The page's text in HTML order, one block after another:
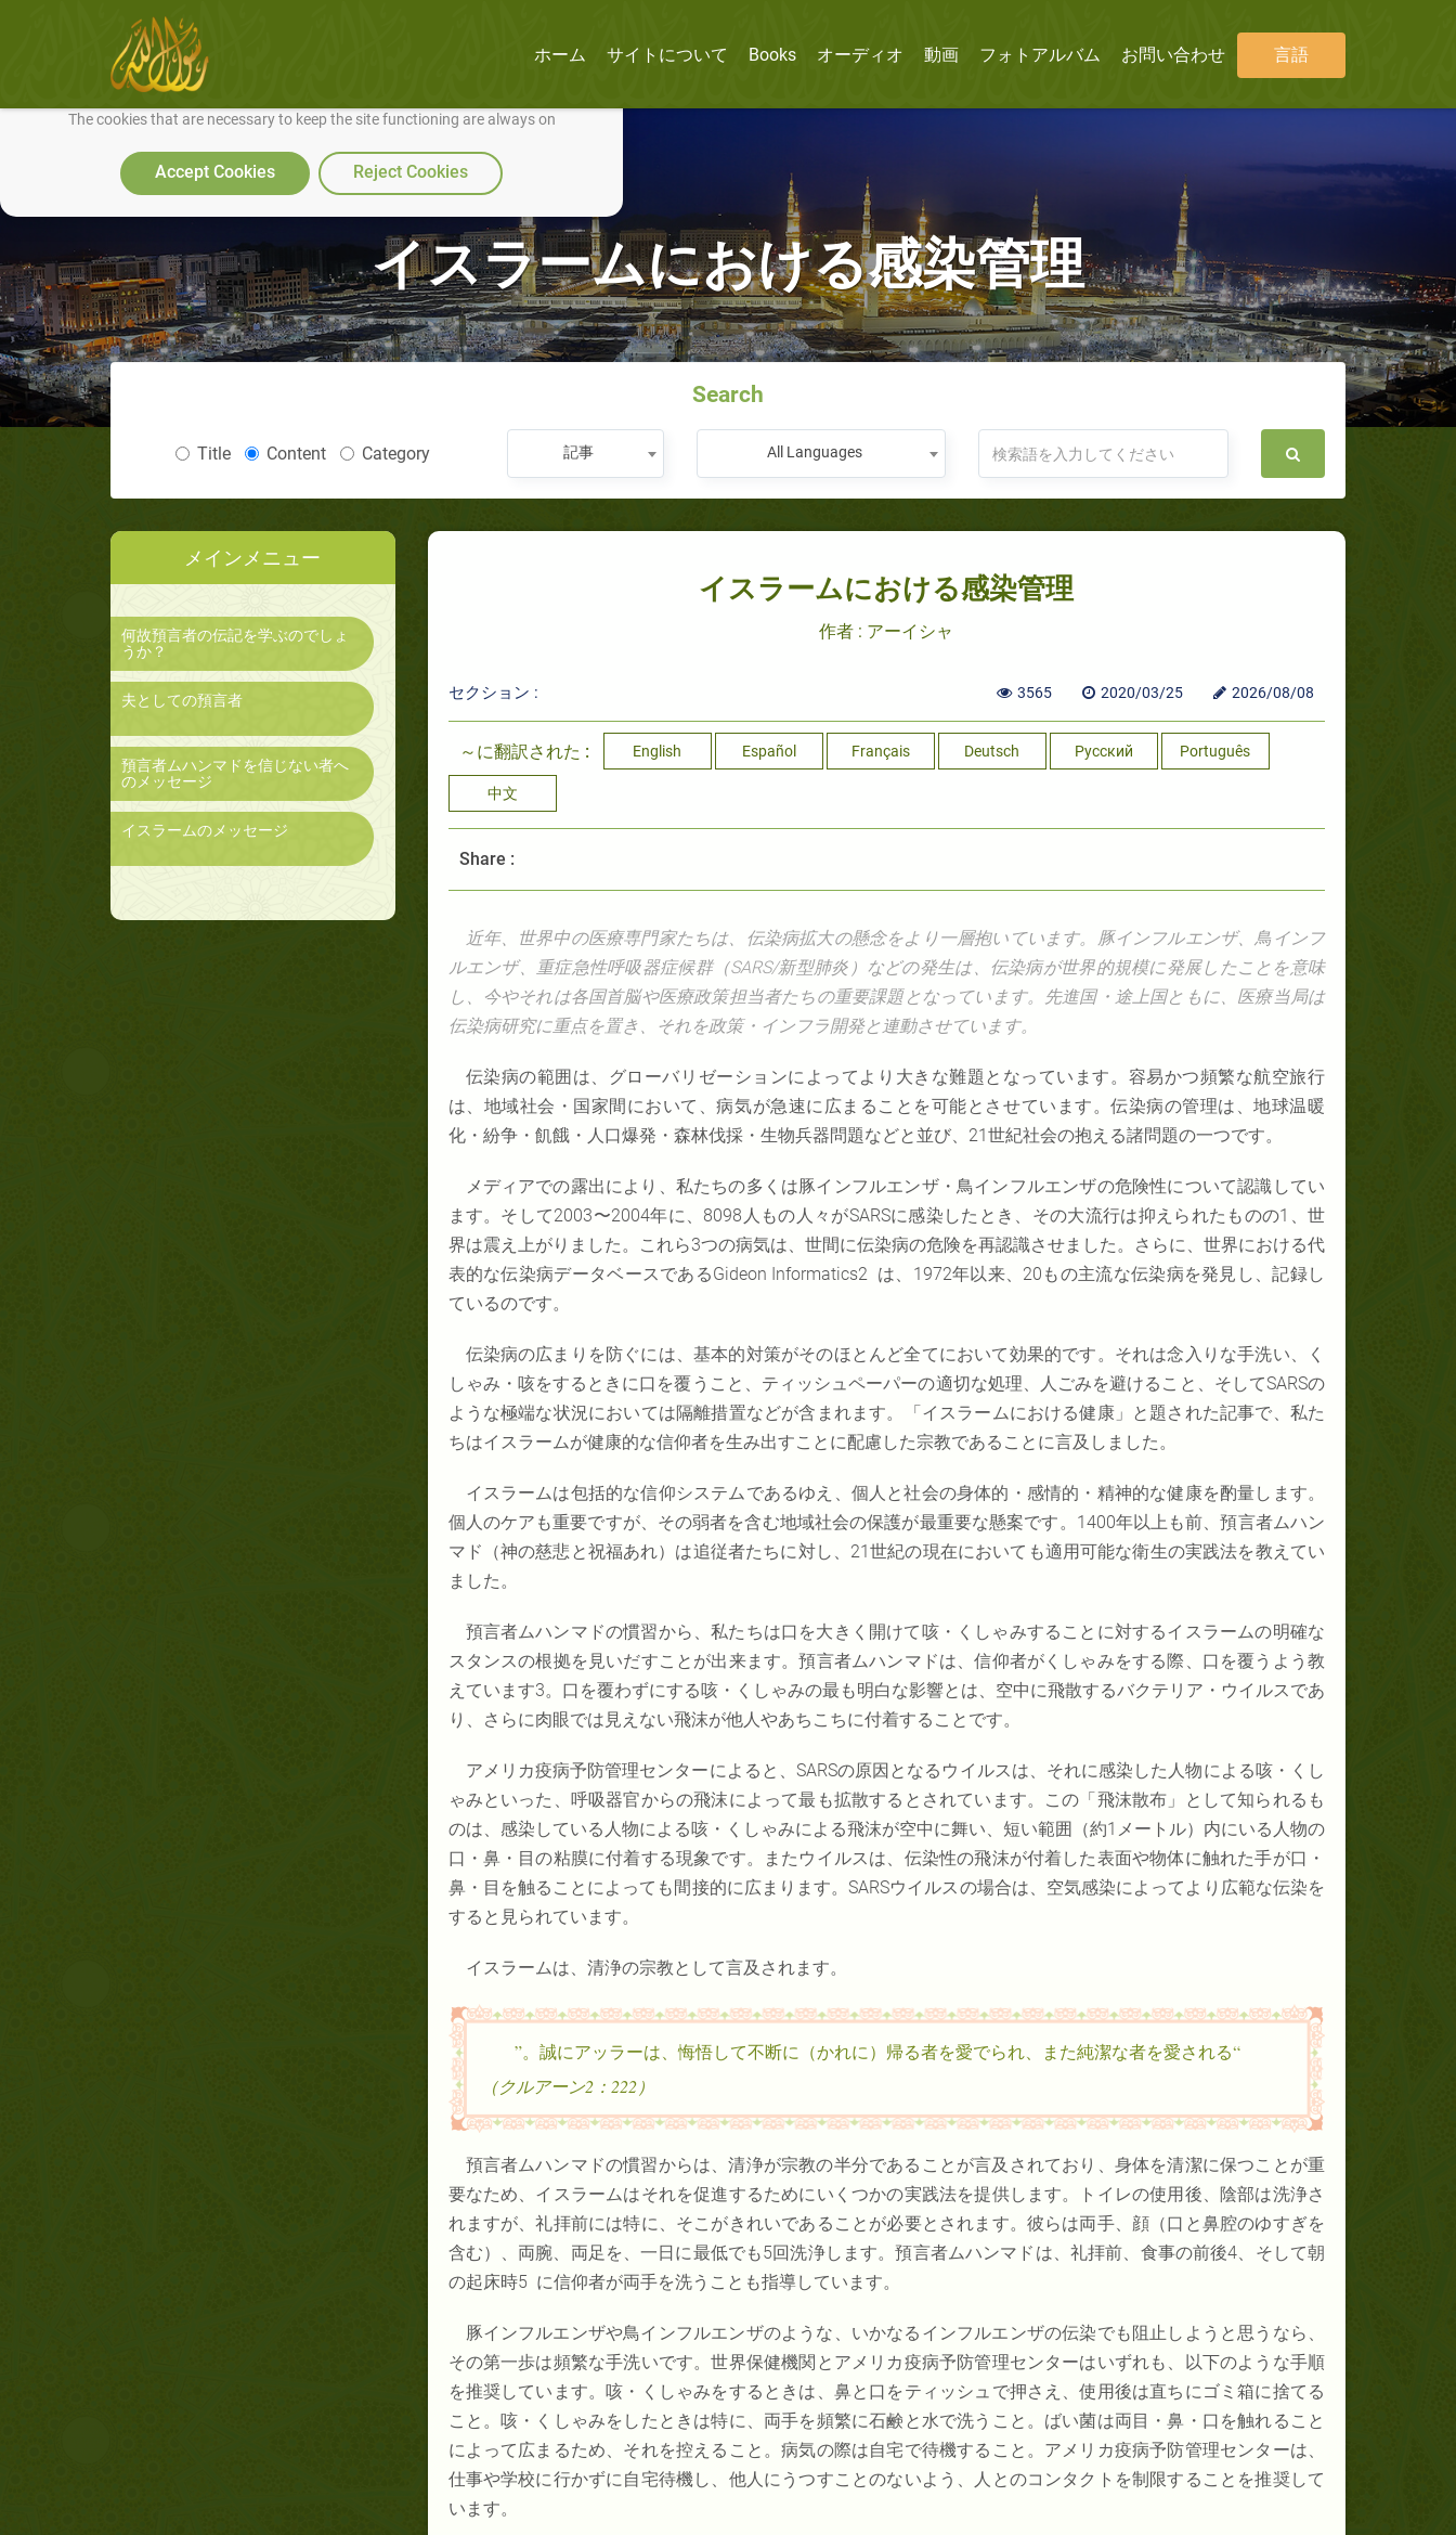
We use cookies to make our site work well for you and so we can continually improve it.
The cookies that are necessary to keep the site functioning are always on
Accept Cookies Reject Cookies
ホーム サイトについて Books オーディオ 動画 フォトアルバム お問い合わせ 言語
イスラームにおける感染管理
Search
Title Content Category 記事 All Languages
メインメニュー
何故預言者の伝記を学ぶのでしょ
うか？
夫としての預言者
預言者ムハンマドを信じない者へ
のメッセージ
イスラームのメッセージ
イスラームにおける感染管理
作者 : アーイシャ
セクション : 3565 2020/03/25 2026/08/08
～に翻訳された : English Español Français Deutsch Русский Português
中文
Share :
近年、世界中の医療専門家たちは、伝染病拡大の懸念をより一層抱いています。豚インフルエンザ、鳥インフ
ルエンザ、重症急性呼吸器症候群（SARS/新型肺炎）などの発生は、伝染病が世界的規模に発展したことを意味
し、今やそれは各国首脳や医療政策担当者たちの重要課題となっています。先進国・途上国ともに、医療当局は
伝染病研究に重点を置き、それを政策・インフラ開発と連動させています。
伝染病の範囲は、グローバリゼーションによってより大きな難題となっています。容易かつ頻繁な航空旅行
は、地域社会・国家間において、病気が急速に広まることを可能とさせています。伝染病の管理は、地球温暖
化・紛争・飢餓・人口爆発・森林伐採・生物兵器問題などと並び、21世紀社会の抱える諸問題の一つです。
メディアでの露出により、私たちの多くは豚インフルエンザ・鳥インフルエンザの危険性について認識してい
ます。そして2003〜2004年に、8098人もの人々がSARSに感染したとき、その大流行は抑えられたものの1、世
界は震え上がりました。これら3つの病気は、世間に伝染病の危険を再認識させました。さらに、世界における代
表的な伝染病データベースであるGideon Informatics2 は、1972年以来、20もの主流な伝染病を発見し、記録し
ているのです。
伝染病の広まりを防ぐには、基本的対策がそのほとんど全てにおいて効果的です。それは念入りな手洗い、く
しゃみ・咳をするときに口を覆うこと、ティッシュペーパーの適切な処理、人ごみを避けること、そしてSARSの
ような極端な状況においては隔離措置などが含まれます。「イスラームにおける健康」と題された記事で、私た
ちはイスラームが健康的な信仰者を生み出すことに配慮した宗教であることに言及しました。
イスラームは包括的な信仰システムであるゆえ、個人と社会の身体的・感情的・精神的な健康を酌量します。
個人のケアも重要ですが、その弱者を含む地域社会の保護が最重要な懸案です。1400年以上も前、預言者ムハン
マド（神の慈悲と祝福あれ）は追従者たちに対し、21世紀の現在においても適用可能な衛生の実践法を教えてい
ました。
預言者ムハンマドの慣習から、私たちは口を大きく開けて咳・くしゃみすることに対するイスラームの明確な
スタンスの根拠を見いだすことが出来ます。預言者ムハンマドは、信仰者がくしゃみをする際、口を覆うよう教
えています3。口を覆わずにする咳・くしゃみの最も明白な影響とは、空中に飛散するバクテリア・ウイルスであ
り、さらに肉眼では見えない飛沫が他人やあちこちに付着することです。
アメリカ疫病予防管理センターによると、SARSの原因となるウイルスは、それに感染した人物による咳・くし
ゃみといった、呼吸器官からの飛沫によって最も拡散するとされています。この「飛沫散布」として知られるも
のは、感染している人物による咳・くしゃみによる飛沫が空中に舞い、短い範囲（約1メートル）内にいる人物の
口・鼻・目の粘膜に付着する現象です。またウイルスは、伝染性の飛沫が付着した表面や物体に触れた手が口・
鼻・目を触ることによっても間接的に広まります。SARSウイルスの場合は、空気感染によってより広範な伝染を
すると見られています。
イスラームは、清浄の宗教として言及されます。
“誠にアッラーは、悔悟して不断に（かれに）帰る者を愛でられ、また純潔な者を愛される。”
（クルアーン2：222）
預言者ムハンマドの慣習からは、清浄が宗教の半分であることが言及されており、身体を清潔に保つことが重
要なため、イスラームはそれを促進するためにいくつかの実践法を提供します。トイレの使用後、陰部は洗浄さ
れますが、礼拝前には特に、そこがきれいであることが必要とされます。彼らは両手、顔（口と鼻腔のゆすぎを
含む）、両腕、両足を、一日に最低でも5回洗浄します。預言者ムハンマドは、礼拝前、食事の前後4、そして朝
の起床時5 に信仰者が両手を洗うことも指導しています。
豚インフルエンザや鳥インフルエンザのような、いかなるインフルエンザの伝染でも阻止しようと思うなら、
その第一歩は頻繁な手洗いです。世界保健機関とアメリカ疫病予防管理センターはいずれも、以下のような手順
を推奨しています。咳・くしゃみをするときは、鼻と口をティッシュで押さえ、使用後は直ちにゴミ箱に捨てる
こと。咳・くしゃみをしたときは特に、両手を頻繁に石鹸と水で洗うこと。ばい菌は両目・鼻・口を触れること
によって広まるため、それを控えること。病気の際は自宅で待機すること。アメリカ疫病予防管理センターは、
仕事や学校に行かずに自宅待機し、他人にうつすことのないよう、人とのコンタクトを制限することを推奨して
います。